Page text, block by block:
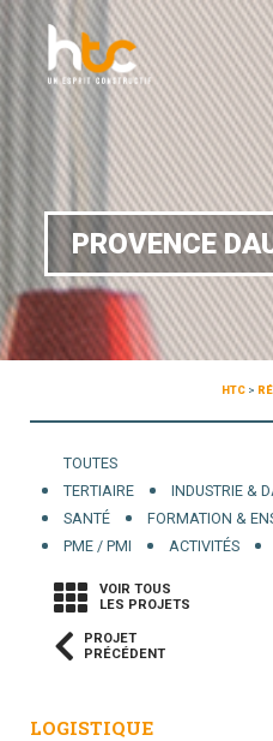
PROVENCE
HTC >
TOUTES
TERTIAIRE
INDUSTRIE &
SANTÉ
FORMATION &
PME / PMI
ACTIVITÉS
VOIR TOUS
LES PROJETS
PROJET
PRÉCÉDENT
LOGISTIQUE